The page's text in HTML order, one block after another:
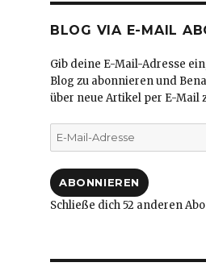
BLOG VIA E-MAIL
Gib deine E-Mail-Adresse
Blog zu abonnieren und
über neue Artikel per E-Mail
E-
Mail-
ABONNIEREN
Schließe dich 52 anderen